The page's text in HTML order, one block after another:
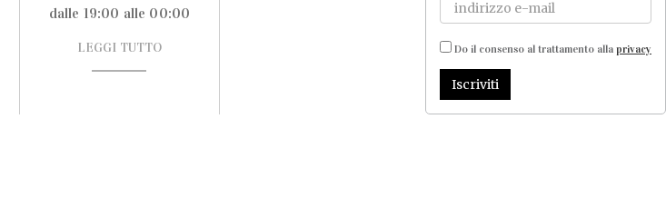
dalle 19:00 alle 00:00
LEGGI TUTTO Do il consenso al trattamento alla privacy
Iscriviti